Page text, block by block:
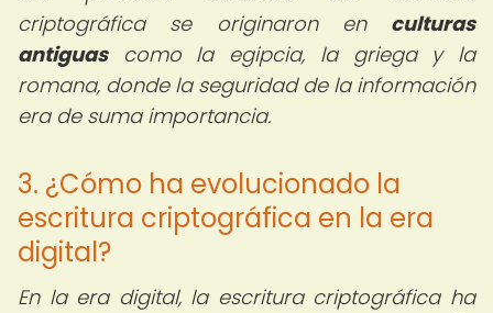
criptográfica se originaron en culturas
antiguascomo la egipcia, la griega y la
romana, donde la seguridad de la información
era de suma importancia.
3. ¿Cómo ha evolucionado la
escritura criptográfica en la era
digital?
En la era digital, la escritura criptográfica ha